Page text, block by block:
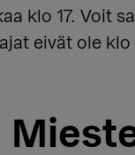
klo 17. Voit
eivät ole